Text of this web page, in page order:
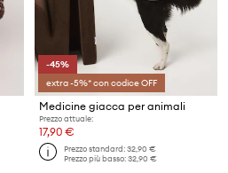
-45%
extra -5%* con codice OFF
Medicine giacca per animali
Prezzo attuale:
17,90 €
Prezzo standard:32,90 €
Prezzo più basso:32,90 €